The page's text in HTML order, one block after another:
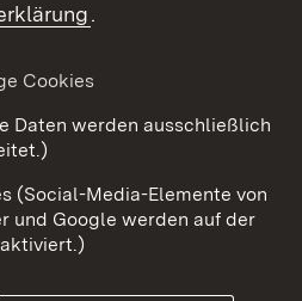
Barrierefreiheit
Cookies
.
Cookies
Daten werden ausschließlich
(Social-Media-Elemente von
und Google werden auf der